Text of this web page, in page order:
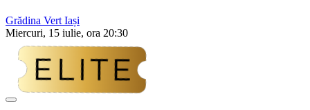
Grădina Vert Iași
Miercuri, 15 iulie, ora 20:30
Adaugă